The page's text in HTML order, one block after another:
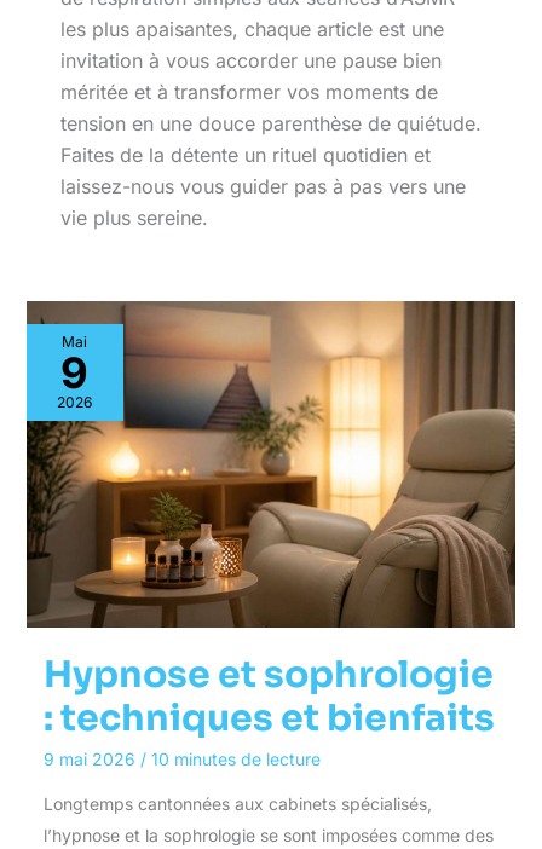
les plus apaisantes, chaque article est une
invitation à vous accorder une pause bien
méritée et à transformer vos moments de
tension en une douce parenthèse de quiétude.
Faites de la détente un rituel quotidien et
laissez-nous vous guider pas à pas vers une
vie plus sereine.
Mai
9
2026
Hypnose et sophrologie
: techniques et bienfaits
9 mai 2026 / 10 minutes de lecture
Longtemps cantonnées aux cabinets spécialisés,
l’hypnose et la sophrologie se sont imposées comme des